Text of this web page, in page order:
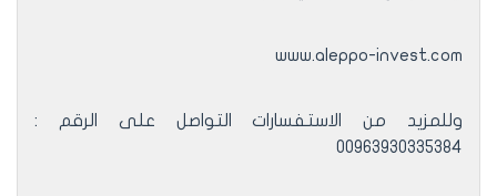
www.aleppo-invest.com
وللمزيد من الاستفسارات التواصل على الرقم :
00963930335384